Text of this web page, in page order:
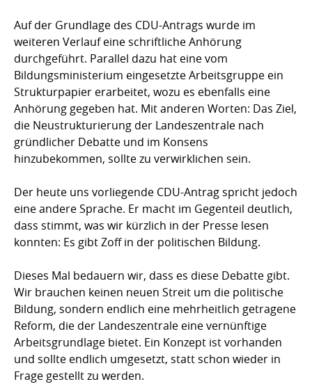
Auf der Grundlage des CDU-Antrags wurde im
weiteren Verlauf eine schriftliche Anhörung
durchgeführt. Parallel dazu hat eine vom
Bildungsministerium eingesetzte Arbeitsgruppe ein
Strukturpapier erarbeitet, wozu es ebenfalls eine
Anhörung gegeben hat. Mit anderen Worten: Das Ziel,
die Neustrukturierung der Landeszentrale nach
gründlicher Debatte und im Konsens
hinzubekommen, sollte zu verwirklichen sein.
Der heute uns vorliegende CDU-Antrag spricht jedoch
eine andere Sprache. Er macht im Gegenteil deutlich,
dass stimmt, was wir kürzlich in der Presse lesen
konnten: Es gibt Zoff in der politischen Bildung.
Dieses Mal bedauern wir, dass es diese Debatte gibt.
Wir brauchen keinen neuen Streit um die politische
Bildung, sondern endlich eine mehrheitlich getragene
Reform, die der Landeszentrale eine vernünftige
Arbeitsgrundlage bietet. Ein Konzept ist vorhanden
und sollte endlich umgesetzt, statt schon wieder in
Frage gestellt zu werden.